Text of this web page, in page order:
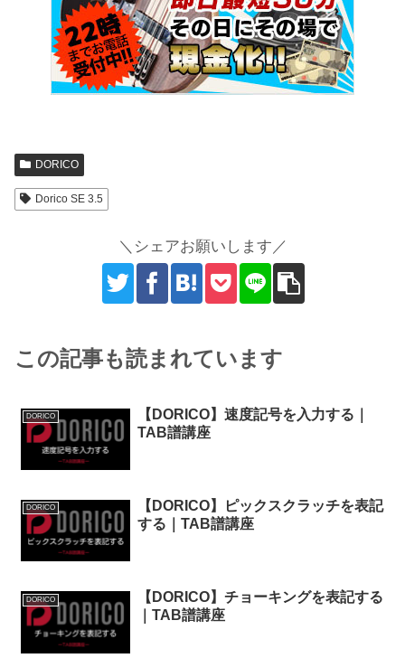
DORICO
Dorico SE 3.5
＼シェアお願いします／
この記事も読まれています
DORICO
【DORICO】速度記号を入力する｜
TAB譜講座
DORICO
【DORICO】ピックスクラッチを表記
する｜TAB譜講座
DORICO
【DORICO】チョーキングを表記する
｜TAB譜講座